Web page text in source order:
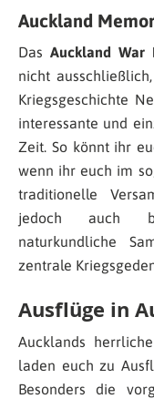
Auckland
Das Auckland War
nicht
Kriegsgeschichte
interessante und
Zeit. So könnt ihr
wenn ihr euch im
traditionelle
jedoch auch
naturkundliche
zentrale
Ausflüge in
Aucklands
laden euch zu
Besonders die